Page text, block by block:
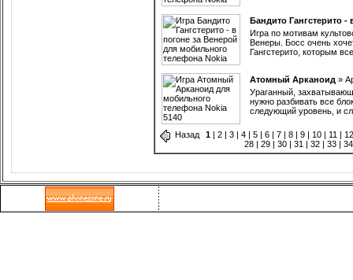
Бандито Гангстерито -
Игра по мотивам
Венеры. Босс очень
Гангстерито, которым
Атомный Арканоид »
Ураганный,
нужно разбивать все
следующий уровень, и
Назад 1 |2 |3 |4 |5 |6 |7 |8 |9 | 10 | 11 |
28 |29 |30 |31 |32 |33 |34